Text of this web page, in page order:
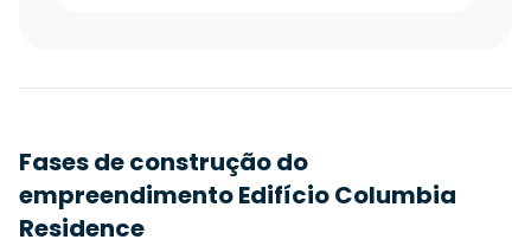
Fases de construção do
empreendimento Edifício Columbia
Residence